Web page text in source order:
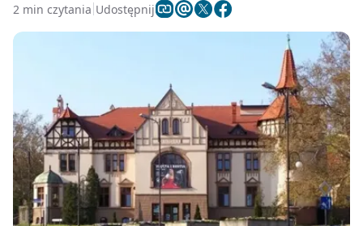
2 min czytania Udostępnij